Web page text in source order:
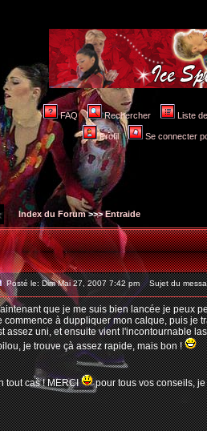
FAQ Rechercher Liste
Profil Se connecter
Index du Forum>>>Entraide
Posté le: Dim Mai 27, 2007 7:42 pm Sujet du
que je me suis bien lancée je peux
commence à duppliquer mon calque, puis je
assez uni, et ensuite vient l'incontournable
je trouve çà assez rapide, mais bon !
tout cas ! MERCI pour tous vos conseils,